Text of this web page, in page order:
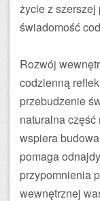
życie z szerszej
świadomość
Rozwój
codzienną
przebudzenie
naturalna
wspiera
pomaga
przypomnienia
wewnętrznej